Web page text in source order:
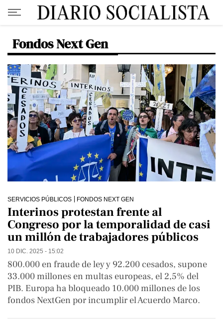
Fondos Next Gen
SERVICIOS PÚBLICOS FONDOS NEXT GEN
Interinos protestan frente al
Congreso por la temporalidad de casi
un millón de trabajadores públicos
10 DIC. 2025 - 15:02
800.000 en fraude de ley y 92.200 cesados, supone
33.000 millones en multas europeas, el 2,5% del
PIB. Europa ha bloqueado 10.000 millones de los
fondos NextGen por incumplir el Acuerdo Marco.